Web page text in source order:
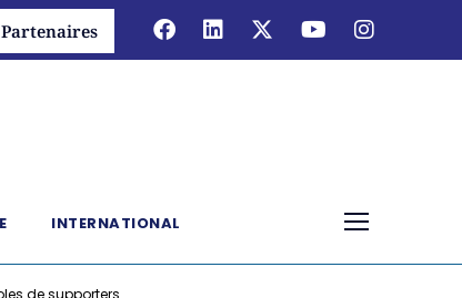
INTERNATIONAL
de supporters